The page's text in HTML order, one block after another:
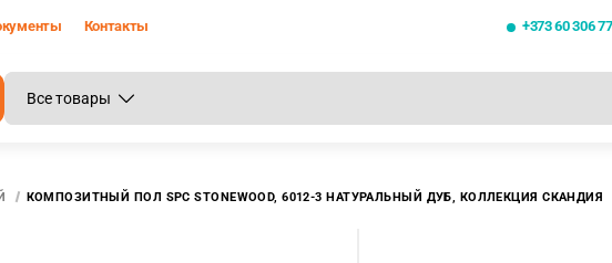
Контакты +373 60 306
КОМПОЗИТНЫЙ ПОЛ SPC STONEWOOD, 6012-3 НАТУРАЛЬНЫЙ ДУБ, КОЛЛЕКЦИЯ СКАНДИЯ